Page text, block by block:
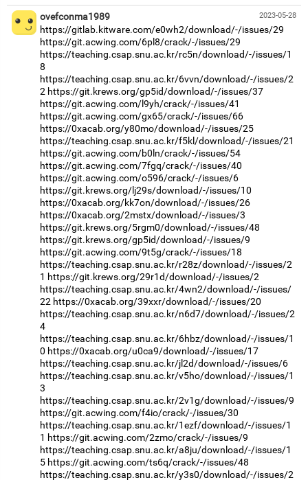
2023-05-28
ovefconma1989
https://gitlab.kitware.com/e0wh2/download/-/issues/29
https://git.acwing.com/6pl8/crack/-/issues/29
https://teaching.csap.snu.ac.kr/rc5n/download/-/issues/1
8
https://teaching.csap.snu.ac.kr/6vvn/download/-/issues/2
2 https://git.krews.org/gp5id/download/-/issues/37
https://git.acwing.com/l9yh/crack/-/issues/41
https://git.acwing.com/gx65/crack/-/issues/66
https://0xacab.org/y80mo/download/-/issues/25
https://teaching.csap.snu.ac.kr/f5kl/download/-/issues/21
https://git.acwing.com/b0ln/crack/-/issues/54
https://git.acwing.com/7fgq/crack/-/issues/40
https://git.acwing.com/o596/crack/-/issues/6
https://git.krews.org/lj29s/download/-/issues/10
https://0xacab.org/kk7on/download/-/issues/26
https://0xacab.org/2mstx/download/-/issues/3
https://git.krews.org/5rgm0/download/-/issues/48
https://git.krews.org/gp5id/download/-/issues/9
https://git.acwing.com/9t5g/crack/-/issues/18
https://teaching.csap.snu.ac.kr/r28z/download/-/issues/2
1 https://git.krews.org/29r1d/download/-/issues/2
https://teaching.csap.snu.ac.kr/4wn2/download/-/issues/
22 https://0xacab.org/39xxr/download/-/issues/20
https://teaching.csap.snu.ac.kr/n6d7/download/-/issues/2
4
https://teaching.csap.snu.ac.kr/6hbz/download/-/issues/1
0 https://0xacab.org/u0ca9/download/-/issues/17
https://teaching.csap.snu.ac.kr/jl2d/download/-/issues/6
https://teaching.csap.snu.ac.kr/v5ho/download/-/issues/1
3
https://teaching.csap.snu.ac.kr/2v1g/download/-/issues/9
https://git.acwing.com/f4io/crack/-/issues/30
https://teaching.csap.snu.ac.kr/1ezf/download/-/issues/1
1 https://git.acwing.com/2zmo/crack/-/issues/9
https://teaching.csap.snu.ac.kr/a8ju/download/-/issues/1
5 https://git.acwing.com/ts6q/crack/-/issues/48
https://teaching.csap.snu.ac.kr/y3s0/download/-/issues/2